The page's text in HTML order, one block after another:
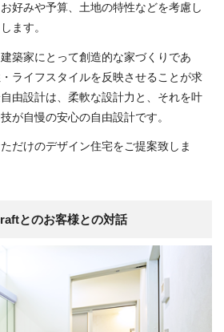
好みや予算、土地の特性などを考慮し
ます。
築家にとって創造的な家づくりであ
ライフスタイルを反映させることが求
由設計は、柔軟な設計力と、それを叶
が自慢の安心の自由設計です。
だけのデザイン住宅をご提案致しま
とのお客様との対話